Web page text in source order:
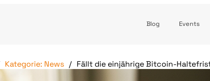
Blog Events
Kategorie: News Fällt die einjährige Bitcoin-